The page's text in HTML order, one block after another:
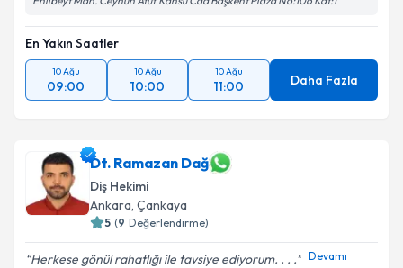
En Yakın Saatler
10 Ağu
09:00
10 Ağu
10:00
10 Ağu
11:00 Daha Fazla
Dt. Ramazan Dağ
Diş Hekimi
Ankara, Çankaya
5 (9 Değerlendirme)
Herkese gönül rahatlığı ile tavsiye ediyorum. . . . Devamı